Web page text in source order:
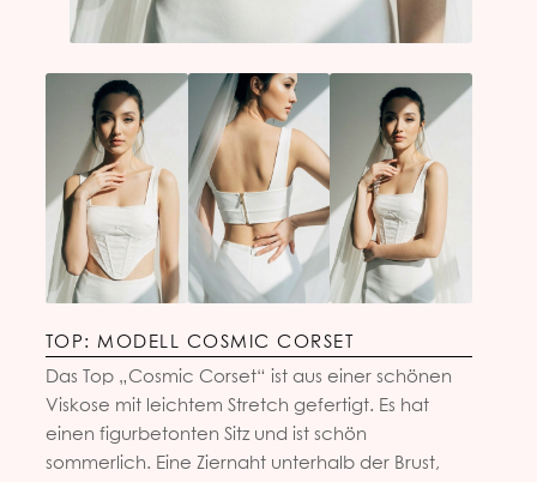
TOP: MODELL COSMIC CORSET
Das Top „Cosmic Corset“ ist aus einer schönen
Viskose mit leichtem Stretch gefertigt. Es hat
einen figurbetonten Sitz und ist schön
sommerlich. Eine Ziernaht unterhalb der Brust,